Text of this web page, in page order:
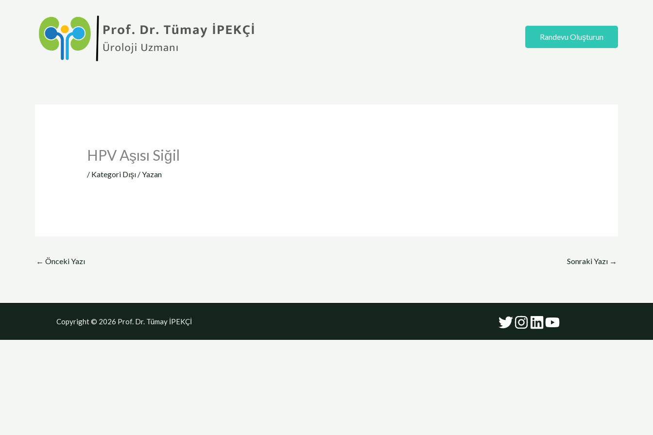
Randevu Oluşturun
HPV Aşısı Siğil
/ Kategori Dışı/ Yazan
← Önceki Yazı Sonraki Yazı →
Copyright © 2026 Prof. Dr. Tümay İPEKÇİ